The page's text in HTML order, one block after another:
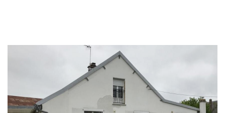
adéquate, par rapport à votre revêtement. De même, ils
sont en mesure de choisir la peinture qui est adaptée à
votre type de façade. Après les interventions de nos
peintres en façade à Outines, votre façade sera comme
neuve.